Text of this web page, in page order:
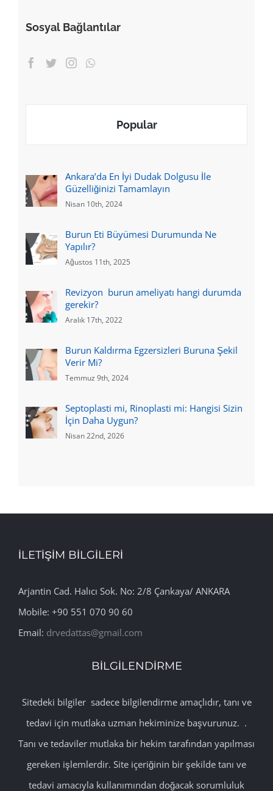
Sosyal Bağlantılar
Popular
Ankara’da En İyi Dudak Dolgusu İle
Güzelliğinizi Tamamlayın
Nisan 10th, 2024
Burun Eti Büyümesi Durumunda Ne
Yapılır?
Ağustos 11th, 2025
Revizyon burun ameliyatı hangi durumda
gerekir?
Aralık 17th, 2022
Burun Kaldırma Egzersizleri Buruna Şekil
Verir Mi?
Temmuz 9th, 2024
Septoplasti mi, Rinoplasti mi: Hangisi Sizin
İçin Daha Uygun?
Nisan 22nd, 2026
İLETİŞİM BİLGİLERİ
Arjantin Cad. Halıcı Sok. No: 2/8 Çankaya/ ANKARA
Mobile: +90 551 070 90 60
Email: drvedattas@gmail.com
BİLGİLENDİRME
Sitedeki bilgiler sadece bilgilendirme amaçlıdır, tanı ve
tedavi için mutlaka uzman hekiminize başvurunuz. .
Tanı ve tedaviler mutlaka bir hekim tarafından yapılması
gereken işlemlerdir. Site içeriğinin bir şekilde tanı ve
tedavi amacıyla kullanımından doğacak sorumluluk